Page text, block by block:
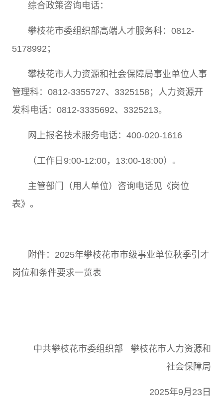
综合政策咨询电话：
攀枝花市委组织部高端人才服务科： 0812-
5178992 ；
攀枝花市人力资源和社会保障局事业单位人事
管理科： 0812-3355727、 3325158；人力资源开
发科电话： 0812-3335692、 3325213。
网上报名技术服务电话： 400-020-1616
（工作日 9:00-12:00， 13:00-18:00）。
主管部门（用人单位）咨询电话见《岗位
表》。
附件： 2025年攀枝花市市级事业单位秋季引才
岗位和条件要求一览表
中共攀枝花市委组织部
攀枝花市人力资源和
社会保障局
2025年9月 23 日